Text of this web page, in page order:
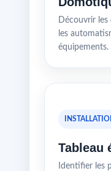
Découvrir les
les
équipements.
Tableau
Identifier les